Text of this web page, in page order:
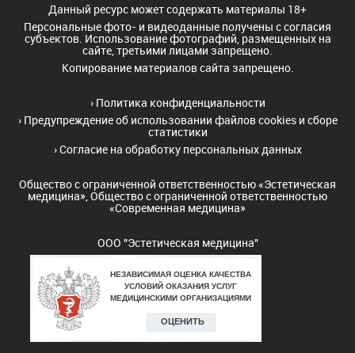
Данный ресурс может содержать материалы 18+
Персональные фото- и видеоданные получены с согласия
субъектов. Использование фотографий, размещенных на
сайте, третьими лицами запрещено.
Копирование материалов сайта запрещено.
› Политика конфиденциальности
› Предупреждение об использовании файлов cookies и сборе
статистики
›Согласие на обработку персональных данных
Общество с ограниченной ответственностью «Эстетическая
медицина», Общество с ограниченной ответственностью
«Современная медицина»
ООО "Эстетическая медицина"